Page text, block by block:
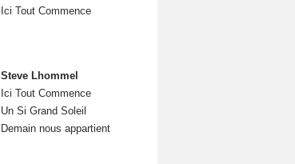
Ici Tout Commence
Steve Lhommel
Ici Tout Commence
Un Si Grand Soleil
Demain nous appartient